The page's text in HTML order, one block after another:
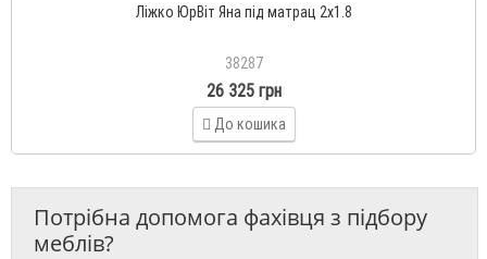
Ліжко ЮрВіт Яна під матрац 2х1.8
38287
26 325 грн
До кошика
Потрібна допомога фахівця з підбору
меблів?